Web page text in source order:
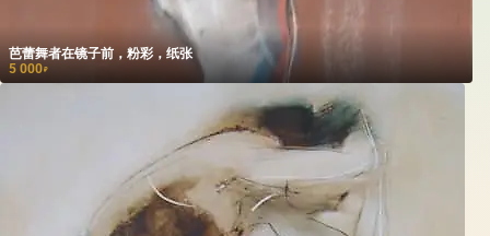
芭蕾舞者在镜子前，粉彩，纸张
5 000₽